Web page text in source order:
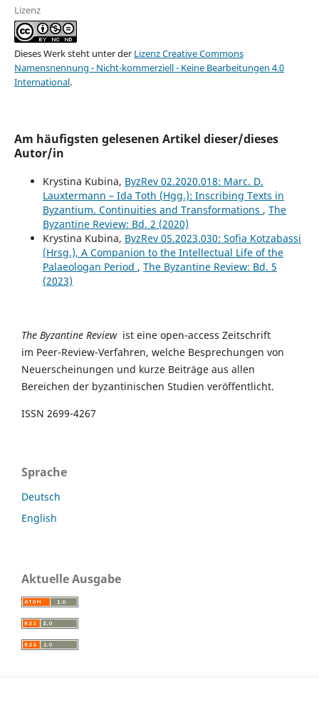
Lizenz
Dieses Werk steht unter der Lizenz Creative Commons
Namensnennung - Nicht-kommerziell - Keine Bearbeitungen 4.0
International.
Am häufigsten gelesenen Artikel dieser/dieses
Autor/in
Krystina Kubina, ByzRev 02.2020.018: Marc. D.
Lauxtermann – Ida Toth (Hgg.): Inscribing Texts in
Byzantium. Continuities and Transformations , The
Byzantine Review: Bd. 2 (2020)
Krystina Kubina, ByzRev 05.2023.030: Sofia Kotzabassi
(Hrsg.), A Companion to the Intellectual Life of the
Palaeologan Period , The Byzantine Review: Bd. 5
(2023)
The Byzantine Reviewist eine open-access Zeitschrift
im Peer-Review-Verfahren, welche Besprechungen von
Neuerscheinungen und kurze Beiträge aus allen
Bereichen der byzantinischen Studien veröffentlicht.
ISSN 2699-4267
Sprache
Deutsch
English
Aktuelle Ausgabe